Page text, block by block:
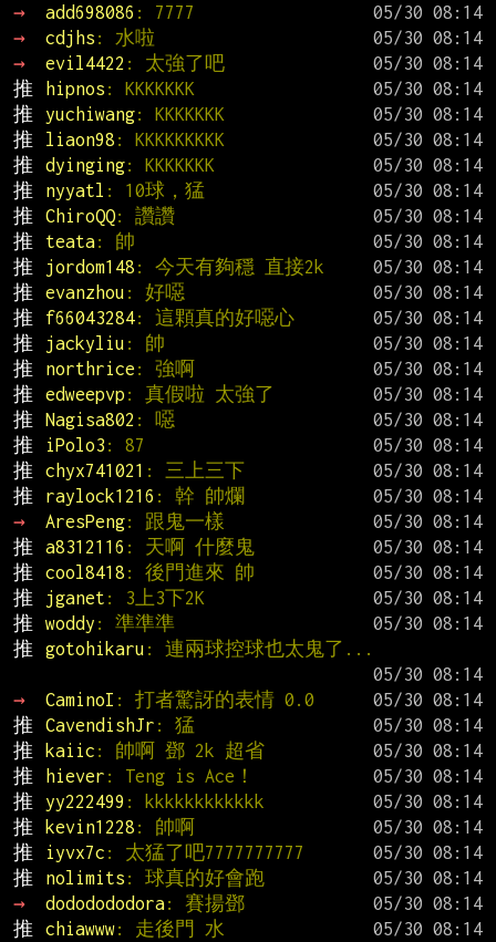
→
add698086 : 7777
→
cdjhs : 水啦
→
evil4422 : 太強了吧
推
hipnos : KKKKKKK
推
yuchiwang: KKKKKKK
推
liaon98 : KKKKKKKKK
推
dyinging: KKKKKKK
推
nyyatl : 10球，猛
推
ChiroQQ: 讚讚
推
teata: 帥
推
jordom148 : 今天有夠穩 直接2k
推
evanzhou : 好噁
推
f66043284: 這顆真的好噁心
推
jackyliu : 帥
推
northrice : 強啊
推
edweepvp : 真假啦 太強了
推
Nagisa802 : 噁
推
iPolo3 : 87
推
chyx741021 : 三上三下
推
raylock1216 : 幹 帥爛
→
AresPeng: 跟鬼一樣
推
a8312116 : 天啊 什麼鬼
推
cool8418 : 後門進來 帥
推
jganet : 3上3下2K
推
woddy : 準準準
推
gotohikaru : 連兩球控球也太鬼了...
→
CaminoI : 打者驚訝的表情 0.0
推
CavendishJr : 猛
推
kaiic : 帥啊 鄧 2k 超省
推
hiever : Teng is Ace！
推
yy222499 : kkkkkkkkkkkk
推
kevin1228 : 帥啊
推
iyvx7c : 太猛了吧7777777777
推
nolimits : 球真的好會跑
→
dododododora: 賽揚鄧
推
chiawww: 走後門 水